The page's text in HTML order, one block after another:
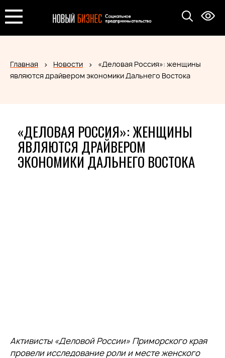
Главная Новости
«Деловая Россия»: женщины
являются драйвером экономики Дальнего Востока
«ДЕЛОВАЯ РОССИЯ»: ЖЕНЩИНЫ
ЯВЛЯЮТСЯ ДРАЙВЕРОМ
ЭКОНОМИКИ ДАЛЬНЕГО ВОСТОКА
Активисты «Деловой России» Приморского края
провели исследование роли и месте женского